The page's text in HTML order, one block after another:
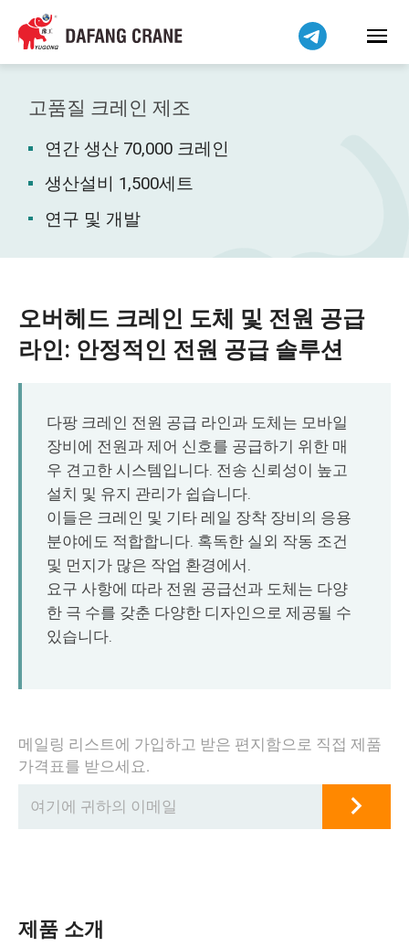
고품질 크레인 제조
연간 생산 70,000 크레인
생산설비 1,500세트
연구 및 개발
오버헤드 크레인 도체 및 전원 공급
라인: 안정적인 전원 공급 솔루션
다팡 크레인 전원 공급 라인과 도체는 모바일
장비에 전원과 제어 신호를 공급하기 위한 매
우 견고한 시스템입니다. 전송 신뢰성이 높고
설치 및 유지 관리가 쉽습니다.
이들은 크레인 및 기타 레일 장착 장비의 응용
분야에도 적합합니다. 혹독한 실외 작동 조건
및 먼지가 많은 작업 환경에서.
요구 사항에 따라 전원 공급선과 도체는 다양
한 극 수를 갖춘 다양한 디자인으로 제공될 수
있습니다.
메일링 리스트에 가입하고 받은 편지함으로 직접 제품
가격표를 받으세요.
제품 소개
Bahasa Indonesia
Bahasa Melayu
Tiếng Việt
简体中文
فارسی
Pilipino
اردو
Kiswahili
Dansk
Norsk
O‘zbekcha